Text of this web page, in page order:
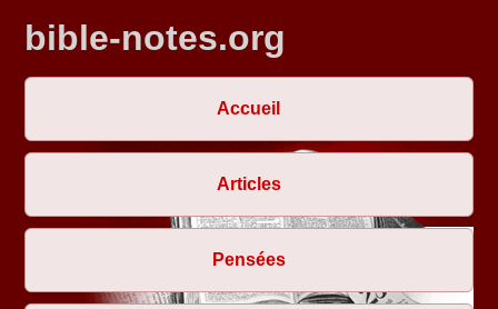
bible-notes.org
Accueil
Articles
Pensées